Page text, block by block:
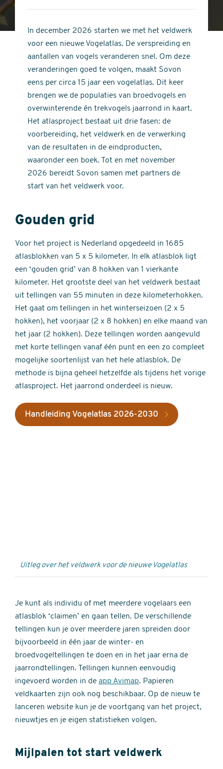
stars
of
stars
In december 2026 starten we met het veldwerk
voor een nieuwe Vogelatlas. De verspreiding en
aantallen van vogels veranderen snel. Om deze
veranderingen goed te volgen, maakt Sovon
eens per circa 15 jaar een vogelatlas. Dit keer
brengen we de populaties van broedvogels en
overwinterende én trekvogels jaarrond in kaart.
Het atlasproject bestaat uit drie fasen: de
voorbereiding, het veldwerk en de verwerking
van de resultaten in de eindproducten,
waaronder een boek. Tot en met november
2026 bereidt Sovon samen met partners de
start van het veldwerk voor.
Gouden grid
Voor het project is Nederland opgedeeld in 1685
atlasblokken van 5 x 5 kilometer. In elk atlasblok ligt
een ‘gouden grid’ van 8 hokken van 1 vierkante
kilometer. Het grootste deel van het veldwerk bestaat
uit tellingen van 55 minuten in deze kilometerhokken.
Het gaat om tellingen in het winterseizoen (2 x 5
hokken), het voorjaar (2 x 8 hokken) en elke maand van
het jaar (2 hokken). Deze tellingen worden aangevuld
met korte tellingen vanaf één punt en een zo compleet
mogelijke soortenlijst van het hele atlasblok. De
methode is bijna geheel hetzelfde als tijdens het vorige
atlasproject. Het jaarrond onderdeel is nieuw.
Handleiding Vogelatlas 2026-2030
Uitleg over het veldwerk voor de nieuwe Vogelatlas
Je kunt als individu of met meerdere vogelaars een
atlasblok ‘claimen’ en gaan tellen. De verschillende
tellingen kun je over meerdere jaren spreiden door
bijvoorbeeld in één jaar de winter- en
broedvogeltellingen te doen en in het jaar erna de
jaarrondtellingen. Tellingen kunnen eenvoudig
ingevoerd worden in de app Avimap. Papieren
veldkaarten zijn ook nog beschikbaar. Op de nieuw te
lanceren website kun je de voortgang van het project,
nieuwtjes en je eigen statistieken volgen.
Mijlpalen tot start veldwerk